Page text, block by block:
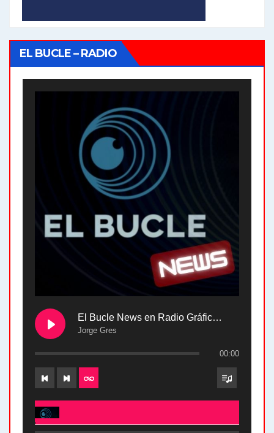
EL BUCLE – RADIO
El Bucle News en Radio Gráfica. Bloque 2 . 28.04.24
Jorge Gres
00:00
El Bucle News en Radio Gráfica. Bloque 2 . 28.04.24 - Jorge Gres